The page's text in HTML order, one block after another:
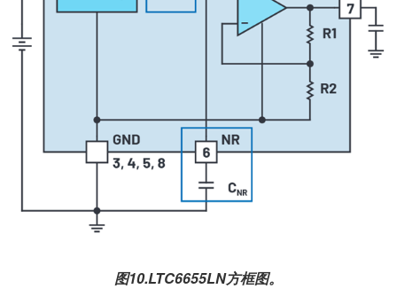
图10.LTC6655LN方框图。